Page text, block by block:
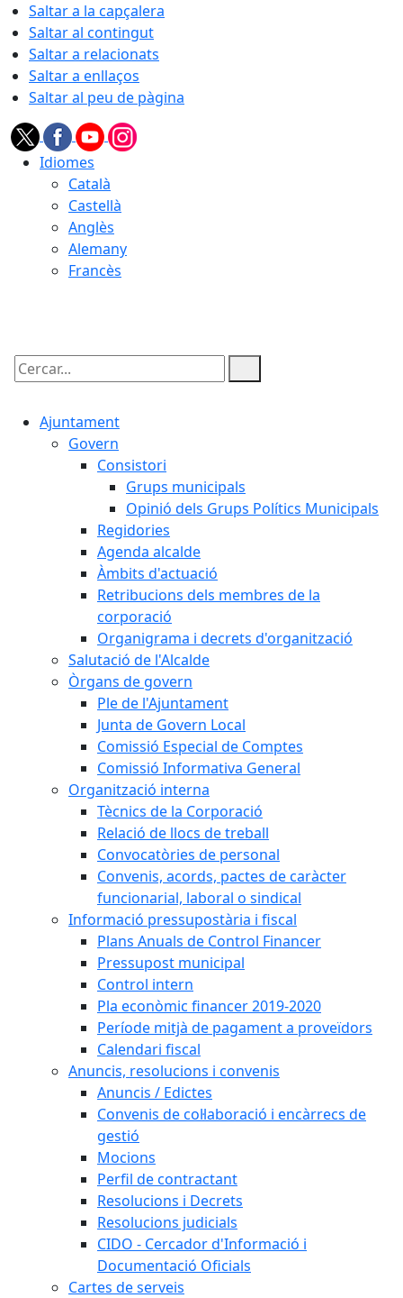
Saltar a la capçalera
Saltar al contingut
Saltar a relacionats
Saltar a enllaços
Saltar al peu de pàgina
Idiomes
Català
Castellà
Anglès
Alemany
Francès
Cercar:
Ajuntament
Govern
Consistori
Grups municipals
Opinió dels Grups Polítics Municipals
Regidories
Agenda alcalde
Àmbits d'actuació
Retribucions dels membres de la
corporació
Organigrama i decrets d'organització
Salutació de l'Alcalde
Òrgans de govern
Ple de l'Ajuntament
Junta de Govern Local
Comissió Especial de Comptes
Comissió Informativa General
Organització interna
Tècnics de la Corporació
Relació de llocs de treball
Convocatòries de personal
Convenis, acords, pactes de caràcter
funcionarial, laboral o sindical
Informació pressupostària i fiscal
Plans Anuals de Control Financer
Pressupost municipal
Control intern
Pla econòmic financer 2019-2020
Període mitjà de pagament a proveïdors
Calendari fiscal
Anuncis, resolucions i convenis
Anuncis / Edictes
Convenis de col·laboració i encàrrecs de
gestió
Mocions
Perfil de contractant
Resolucions i Decrets
Resolucions judicials
CIDO - Cercador d'Informació i
Documentació Oficials
Cartes de serveis